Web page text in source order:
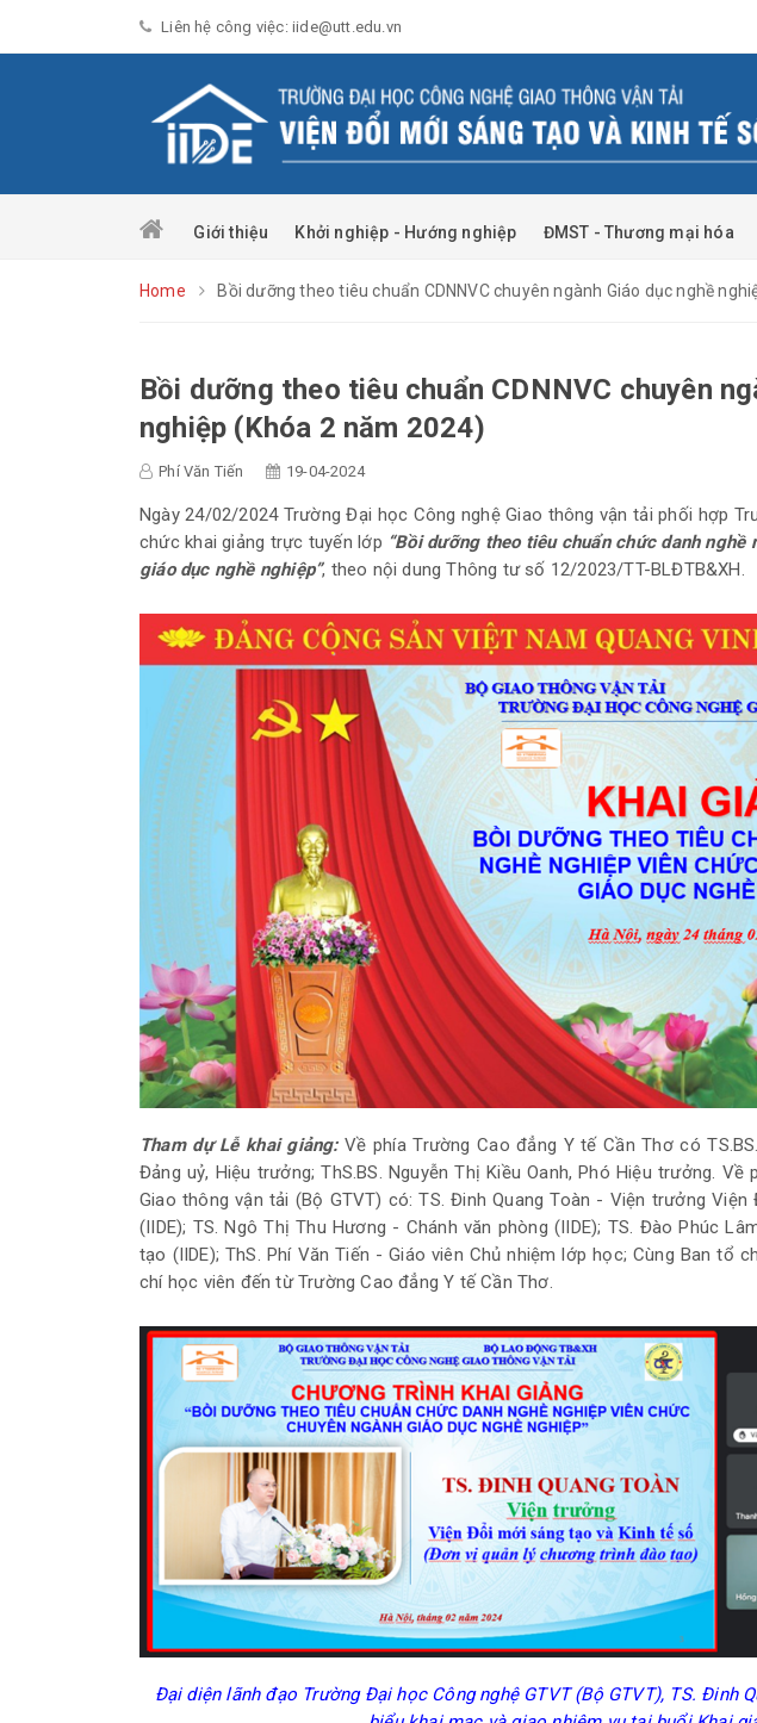
Liên hệ công việc: iide@utt.edu.vn
Giới thiệu Khởi nghiệp - Hướng nghiệp ĐMST - Thương mại hóa
Home Bồi dưỡng theo tiêu chuẩn CDNNVC chuyên ngành Giáo dục nghề
Bồi dưỡng theo tiêu chuẩn CDNNVC chuyên
nghiệp (Khóa 2 năm 2024)
Phí Văn Tiến 19-04-2024
Ngày 24/02/2024 Trường Đại học Công nghệ Giao thông vận tải phối hợp
chức khai giảng trực tuyến lớp “Bồi dưỡng theo tiêu chuẩn chức danh
giáo dục nghề nghiệp”, theo nội dung Thông tư số 12/2023/TT-BLĐTB&XH.
Tham dự Lễ khai giảng:Về phía Trường Cao đẳng Y tế Cần Thơ có
Đảng uỷ, Hiệu trưởng; ThS.BS. Nguyễn Thị Kiều Oanh, Phó Hiệu trưởng.
Giao thông vận tải (Bộ GTVT) có: TS. Đinh Quang Toàn - Viện trưởng
(IIDE); TS. Ngô Thị Thu Hương - Chánh văn phòng (IIDE); TS. Đào Phúc
tạo (IIDE); ThS. Phí Văn Tiến - Giáo viên Chủ nhiệm lớp học; Cùng Ban tổ
chí học viên đến từ Trường Cao đẳng Y tế Cần Thơ.
Đại diện lãnh đạo Trường Đại học Công nghệ GTVT (Bộ GTVT), TS. Đinh